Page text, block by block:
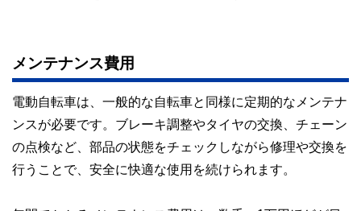
メンテナンス費用
電動自転車は、一般的な自転車と同様に定期的なメンテナ
ンスが必要です。ブレーキ調整やタイヤの交換、チェーン
の点検など、部品の状態をチェックしながら修理や交換を
行うことで、安全に快適な使用を続けられます。